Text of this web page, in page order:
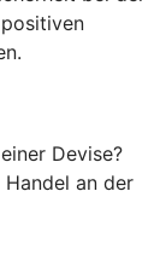
Devise?
an der